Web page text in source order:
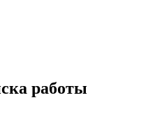
работы